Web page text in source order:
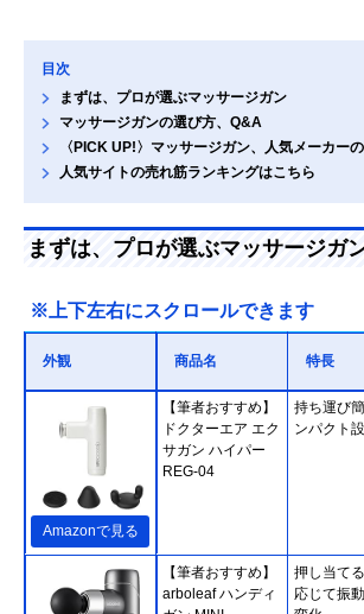
目次
まずは、プロが選ぶマッサージガン
マッサージガンの選び方、Q&A
〈PICK UP!〉マッサージガン、人気メーカー
人気サイトの売れ筋ランキングはこちら
まずは、プロが選ぶマッサージガ
※上下左右にスクロールできます
外観 商品名 特長
Amazonで見る
【筆者おすすめ】
ドクターエア エク
サガン ハイパー
REG-04
持ち運び
ンパクト
【筆者おすすめ】
arboleaf ハンディ
押し当て
応じて振